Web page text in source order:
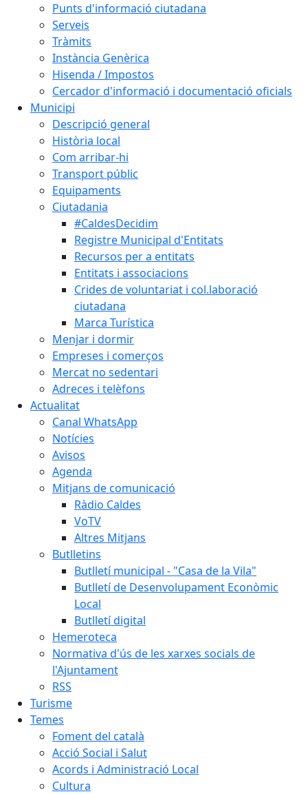
Punts d'informació ciutadana
Serveis
Tràmits
Instància Genèrica
Hisenda / Impostos
Cercador d'informació i documentació oficials
Municipi
Descripció general
Història local
Com arribar-hi
Transport públic
Equipaments
Ciutadania
#CaldesDecidim
Registre Municipal d'Entitats
Recursos per a entitats
Entitats i associacions
Crides de voluntariat i col.laboració
ciutadana
Marca Turística
Menjar i dormir
Empreses i comerços
Mercat no sedentari
Adreces i telèfons
Actualitat
Canal WhatsApp
Notícies
Avisos
Agenda
Mitjans de comunicació
Ràdio Caldes
VoTV
Altres Mitjans
Butlletins
Butlletí municipal - "Casa de la Vila"
Butlletí de Desenvolupament Econòmic
Local
Butlletí digital
Hemeroteca
Normativa d'ús de les xarxes socials de
l'Ajuntament
RSS
Turisme
Temes
Foment del català
Acció Social i Salut
Acords i Administració Local
Cultura